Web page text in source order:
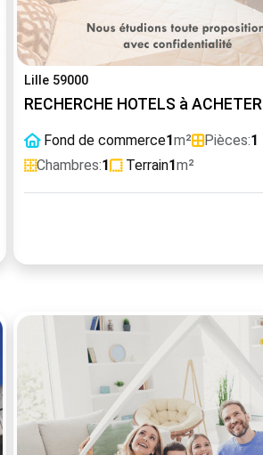
Lille 59000
RECHERCHE HOTELS à ACHETER
Fond de commerce1m² Pièces:1
Chambres:1 Terrain1m²